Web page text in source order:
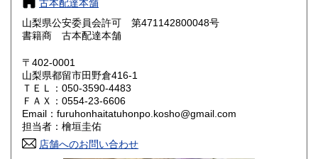
鳥取県 800円 島根県
岡山県
山口県 800円
香川県 800円 愛媛県
高知県 800円
古本配達本舗
山梨県公安委員会許可 第471142800048号
書籍商 古本配達本舗
〒402-0001
山梨県都留市田野倉416-1
ＴＥＬ：050-3590-4483
ＦＡＸ：0554-23-6606
Email：furuhonhaitatuhonpo.kosho@gmail.com
担当者：檜垣圭佑
店舗へのお問い合わせ